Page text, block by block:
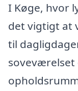
I Køge, hvor
det vigtigt at
til